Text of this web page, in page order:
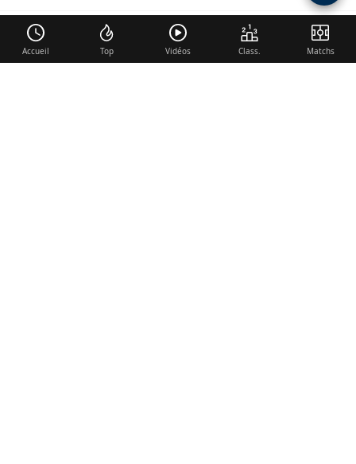
02:09
Pays-Bas/Maroc – Les équipes officielles : Un joueur du PSG
ParisFans
Accueil Top Vidéos Class. Matchs